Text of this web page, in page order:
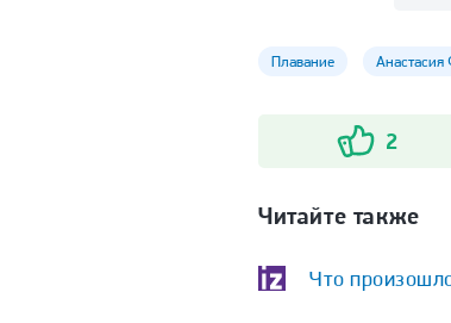
Плавание Анастасия
2
Читайте также
Что